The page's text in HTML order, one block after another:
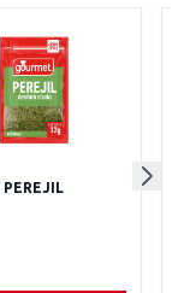
PEREJIL